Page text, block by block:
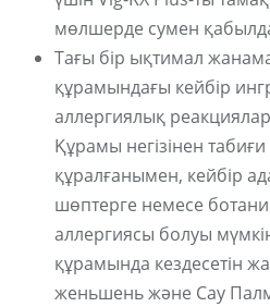
мөлшерде сумен
Тағы бір ықтимал
құрамындағы кейбір
аллергиялық
Құрамы негізінен
құралғанымен, кейбір
шөптерге немесе
аллергиясы болуы
құрамында кездесетін
женьшень және Сау